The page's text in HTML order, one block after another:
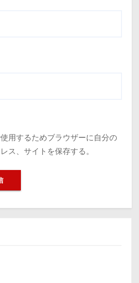
用するためブラウザーに自分の
ス、サイトを保存する。